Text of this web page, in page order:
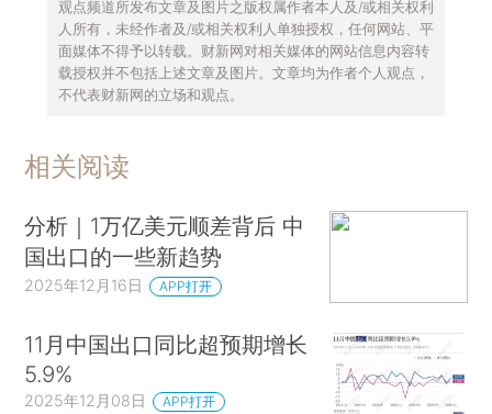
观点频道所发布文章及图片之版权属作者本人及/或相关权利
人所有，未经作者及/或相关权利人单独授权，任何网站、平
面媒体不得予以转载。财新网对相关媒体的网站信息内容转
载授权并不包括上述文章及图片。文章均为作者个人观点，
不代表财新网的立场和观点。
相关阅读
分析｜1万亿美元顺差背后 中
国出口的一些新趋势
2025年12月16日 APP打开
11月中国出口同比超预期增长
5.9%
2025年12月08日 APP打开